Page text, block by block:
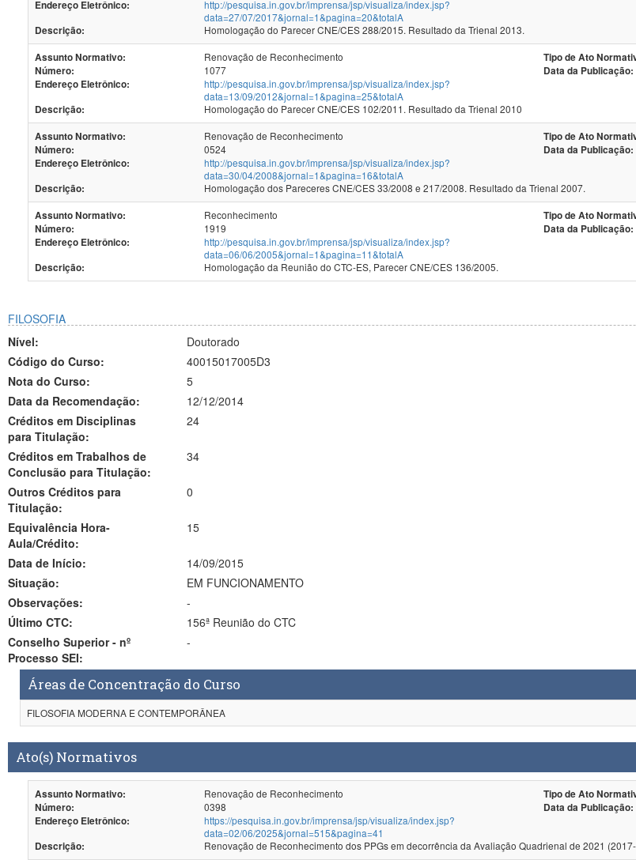
Endereço Eletrônico:
http://pesquisa.in.gov.br/imprensa/jsp/visualiza/index.jsp?
data=27/07/2017&jornal=1&pagina=20&totalA
Descrição:
Homologação do Parecer CNE/CES 288/2015. Resultado da Trienal 2013.
Assunto Normativo: Renovação de Reconhecimento Tipo de Ato
Número:
1077 Data da Publicação:
Endereço Eletrônico:
http://pesquisa.in.gov.br/imprensa/jsp/visualiza/index.jsp?
data=13/09/2012&jornal=1&pagina=25&totalA
Descrição:
Homologação do Parecer CNE/CES 102/2011. Resultado da Trienal 2010
Assunto Normativo: Renovação de Reconhecimento Tipo de Ato
Número:
0524 Data da Publicação:
Endereço Eletrônico:
http://pesquisa.in.gov.br/imprensa/jsp/visualiza/index.jsp?
data=30/04/2008&jornal=1&pagina=16&totalA
Descrição:
Homologação dos Pareceres CNE/CES 33/2008 e 217/2008. Resultado da Trienal 2007.
Assunto Normativo: Reconhecimento Tipo de Ato
Número:
1919 Data da Publicação:
Endereço Eletrônico:
http://pesquisa.in.gov.br/imprensa/jsp/visualiza/index.jsp?
data=06/06/2005&jornal=1&pagina=11&totalA
Descrição:
Homologação da Reunião do CTC-ES, Parecer CNE/CES 136/2005.
FILOSOFIA
Nível:
Doutorado
Código do Curso:
40015017005D3
Nota do Curso:
5
Data da Recomendação:
12/12/2014
Créditos em Disciplinas
para Titulação:
24
Créditos em Trabalhos de
Conclusão para Titulação:
34
Outros Créditos para
Titulação:
0
Equivalência Hora-
Aula/Crédito:
15
Data de Início:
14/09/2015
Situação:
EM FUNCIONAMENTO
Observações:
-
Último CTC:
156ª Reunião do CTC
Conselho Superior - nº
Processo SEI:
-
Áreas de Concentração do Curso
FILOSOFIA MODERNA E CONTEMPORÂNEA
Ato(s) Normativos
Assunto Normativo: Renovação de Reconhecimento Tipo de Ato
Número:
0398 Data da Publicação:
Endereço Eletrônico:
https://pesquisa.in.gov.br/imprensa/jsp/visualiza/index.jsp?
data=02/06/2025&jornal=515&pagina=41
Descrição:
Renovação de Reconhecimento dos PPGs em decorrência da Avaliação Quadrienal de 2021 (2017-